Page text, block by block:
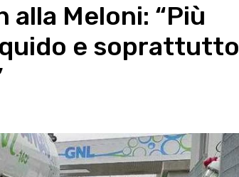
alla Meloni: “Più
e soprattutto